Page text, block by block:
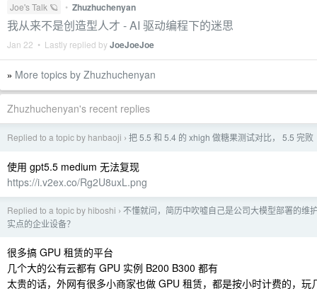
Joe's Talk 🪐 • Zhuzhuchenyan
我从来不是创造型人才 - AI 驱动编程下的迷思
Jan 22 • Lastly replied byJoeJoeJoe
» More topics by Zhuzhuchenyan
Zhuzhuchenyan's recent replies
Replied to a topic by hanbaoji › 把 5.5 和 5.4 的 xhigh 做糖果测试对比， 5.5 完败
使用 gpt5.5 medium 无法复现
https://i.v2ex.co/Rg2U8uxL.png
Replied to a topic by hiboshi › 不懂就问，简历中吹嘘自己是公司大模型部署的维
实点的企业设备？
很多搞 GPU 租赁的平台
几个大的公有云都有 GPU 实例 B200 B300 都有
太贵的话，外网有很多小商家也做 GPU 租赁，都是按小时计费的，玩